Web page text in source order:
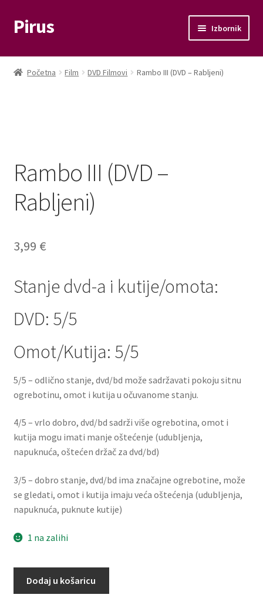
Preskoči
na
Skoči
do
Pirus Izbornik
Glazba
Moj račun
Naplata
Košarica
Početna Film DVD Filmovi Rambo III (DVD – Rabljeni)
Rambo III (DVD –
Rabljeni)
3,99 €
Stanje dvd-a i kutije/omota:
DVD: 5/5
Omot/Kutija: 5/5
5/5 – odlično stanje, dvd/bd može sadržavati pokoju sitnu
ogrebotinu, omot i kutija u očuvanome stanju.
4/5 – vrlo dobro, dvd/bd sadrži više ogrebotina, omot i
kutija mogu imati manje oštećenje (udubljenja,
napuknuća, oštećen držač za dvd/bd)
3/5 – dobro stanje, dvd/bd ima značajne ogrebotine, može
se gledati, omot i kutija imaju veća oštećenja (udubljenja,
napuknuća, puknute kutije)
1 na zalihi
Dodaj u košaricu